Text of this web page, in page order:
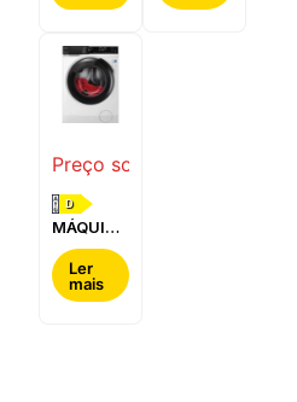
Preço sob consulta
D
MÁQUINA
DE LAVAR
E SECAR
ROUPA
AEG -
Ler
mais